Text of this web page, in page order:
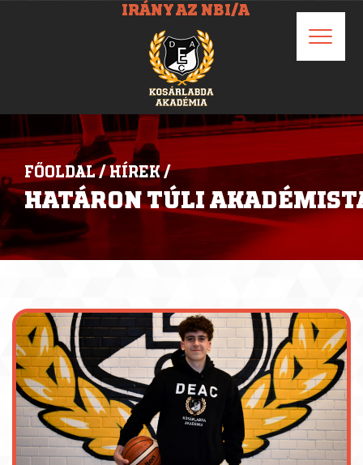
IRÁNY AZ NBI/A
FŐOLDAL / HÍREK /
HATÁRON TÚLI